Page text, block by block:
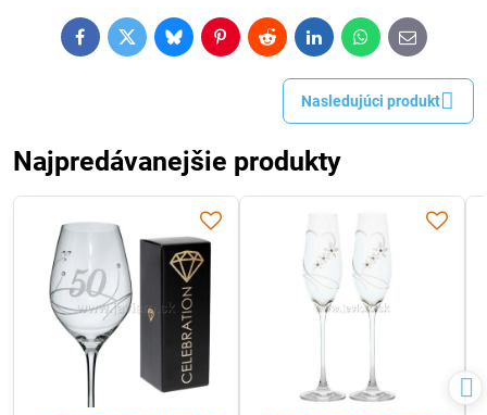
FacebookTwitterBlueskyPinterestRedditLinkedInWhatsApp
E-
mail
Nasledujúci produkt
Najpredávanejšie produkty